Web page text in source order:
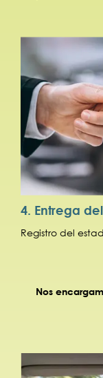
4. Entrega
Registro del
Nos